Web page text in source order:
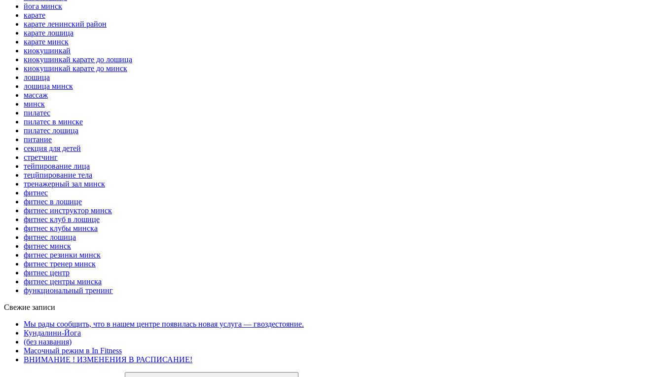
йога минск
карате
карате ленинский район
карате лошица
карате минск
киокушинкай
киокушинкай карате до лошица
киокушинкай карате до минск
лошица
лошица минск
массаж
минск
пилатес
пилатес в минске
пилатес лошица
питание
секция для детей
стретчинг
тейпирование лица
тецйпирование тела
тренажерный зал минск
фитнес
фитнес в лошице
фитнес инструктор минск
фитнес клуб в лошице
фитнес клубы минска
фитнес лошица
фитнес минск
фитнес резинки минск
фитнес тренер минск
фитнес центр
фитнес центры минска
функциональный тренинг
Свежие записи
Мы рады сообщить, что в нашем центре появилась новая услуга — гвоздестояние.
Кундалини-Йога
(без названия)
Масочный режим в In Fitness
ВНИМАНИЕ ! ИЗМЕНЕНИЯ В РАСПИСАНИЕ!